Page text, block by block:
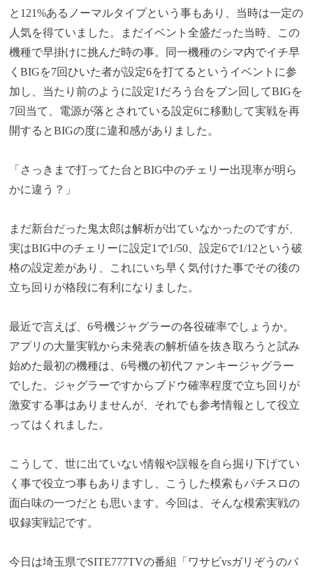
と121%あるノーマルタイプという事もあり、当時は一定の
人気を得ていました。まだイベント全盛だった当時、この
機種で早掛けに挑んだ時の事。同一機種のシマ内でイチ早
くBIGを7回ひいた者が設定6を打てるというイベントに参
加し、当たり前のように設定1だろう台をブン回してBIGを
7回当て、電源が落とされている設定6に移動して実戦を再
開するとBIGの度に違和感がありました。
「さっきまで打ってた台とBIG中のチェリー出現率が明ら
かに違う？」
まだ新台だった鬼太郎は解析が出ていなかったのですが、
実はBIG中のチェリーに設定1で1/50、設定6で1/12という破
格の設定差があり、これにいち早く気付けた事でその後の
立ち回りが格段に有利になりました。
最近で言えば、6号機ジャグラーの各役確率でしょうか。
アプリの大量実戦から未発表の解析値を抜き取ろうと試み
始めた最初の機種は、6号機の初代ファンキージャグラー
でした。ジャグラーですからブドウ確率程度で立ち回りが
激変する事はありませんが、それでも参考情報として役立
ってはくれました。
こうして、世に出ていない情報や誤報を自ら掘り下げてい
く事で役立つ事もありますし、こうした模索もパチスロの
面白味の一つだとも思います。今回は、そんな模索実戦の
収録実戦記です。
今日は埼玉県でSITE777TVの番組「ワサビvsガリぞうのバ